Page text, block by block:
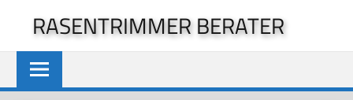
springen
RASENTRIMMER BERATER